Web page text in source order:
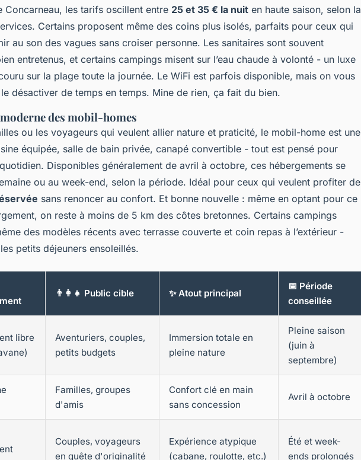
Concarneau, les tarifs oscillent entre 25 et 35 € la nuit en haute saison, selon la
Certains proposent même des coins plus isolés, parfaits pour ceux qui
au son des vagues sans croiser personne. Les sanitaires sont souvent
entretenus, et certains campings misent sur l’eau chaude à volonté - un luxe
sur la plage toute la journée. Le WiFi est parfois disponible, mais on vous
désactiver de temps en temps. Mine de rien, ça fait du bien.
des mobil-homes
ou les voyageurs qui veulent allier nature et praticité, le mobil-home est une
équipée, salle de bain privée, canapé convertible - tout est pensé pour
Disponibles généralement de avril à octobre, ces hébergements se
ou au week-end, selon la période. Idéal pour ceux qui veulent profiter de
sans renoncer au confort. Et bonne nouvelle : même en optant pour ce
on reste à moins de 5 km des côtes bretonnes. Certains campings
des modèles récents avec terrasse couverte et coin repas à l’extérieur -
petits déjeuners ensoleillés.
👨‍👩‍👧 Public cible ✨ Atout principal
📅 Période
conseillée
libre
Aventuriers, couples,
petits budgets
Immersion totale en
pleine nature
Pleine saison
(juin à
septembre)
Familles, groupes
d'amis
Confort clé en main
sans concession
Avril à octobre
Couples, voyageurs
en quête d'originalité
Expérience atypique
(cabane, roulotte, etc.)
Été et week-
ends prolongés